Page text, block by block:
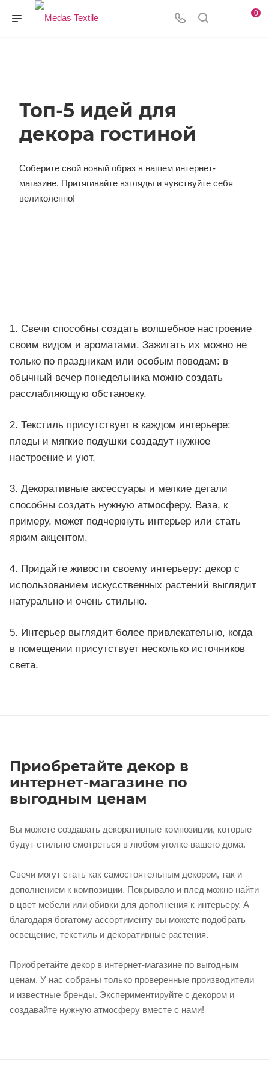
0
Топ-5 идей для
декора гостиной
Соберите свой новый образ в нашем интернет-
магазине. Притягивайте взгляды и чувствуйте себя
великолепно!
1. Свечи способны создать волшебное настроение
своим видом и ароматами. Зажигать их можно не
только по праздникам или особым поводам: в
обычный вечер понедельника можно создать
расслабляющую обстановку.
2. Текстиль присутствует в каждом интерьере:
пледы и мягкие подушки создадут нужное
настроение и уют.
3. Декоративные аксессуары и мелкие детали
способны создать нужную атмосферу. Ваза, к
примеру, может подчеркнуть интерьер или стать
ярким акцентом.
4. Придайте живости своему интерьеру: декор с
использованием искусственных растений выглядит
натурально и очень стильно.
5. Интерьер выглядит более привлекательно, когда
в помещении присутствует несколько источников
света.
Приобретайте декор в
интернет-магазине по
выгодным ценам
Вы можете создавать декоративные композиции, которые
будут стильно смотреться в любом уголке вашего дома.
Свечи могут стать как самостоятельным декором, так и
дополнением к композиции. Покрывало и плед можно найти
в цвет мебели или обивки для дополнения к интерьеру. А
благодаря богатому ассортименту вы можете подобрать
освещение, текстиль и декоративные растения.
Приобретайте декор в интернет-магазине по выгодным
ценам. У нас собраны только проверенные производители
и известные бренды. Экспериментируйте с декором и
создавайте нужную атмосферу вместе с нами!